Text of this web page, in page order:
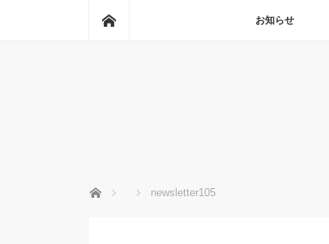
お知らせ
ホーム newsletter105